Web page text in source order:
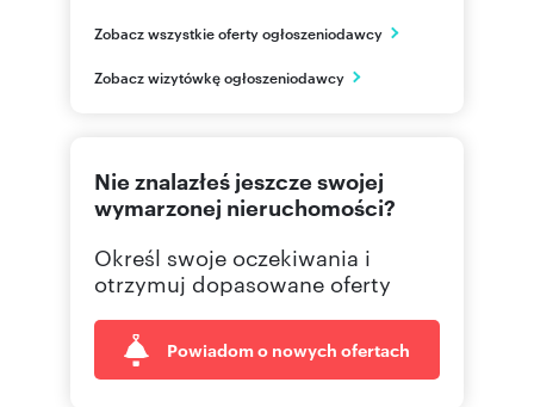
ul. Cieślewskich 53
mazowieckie
Zobacz wszystkie oferty ogłoszeniodawcy
Zobacz wizytówkę ogłoszeniodawcy
Nie znalazłeś jeszcze swojej
wymarzonej nieruchomości?
Określ swoje oczekiwania i
otrzymuj dopasowane oferty
Powiadom o nowych ofertach